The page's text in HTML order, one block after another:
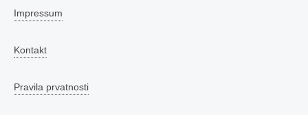
Impressum
Kontakt
Pravila prvatnosti